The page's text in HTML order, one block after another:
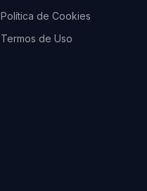
Política de Cookies
Termos de Uso